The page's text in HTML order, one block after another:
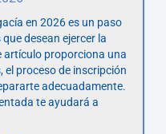
en 2026 es un paso
desean ejercer la
artículo proporciona una
proceso de inscripción
adecuadamente.
te ayudará a